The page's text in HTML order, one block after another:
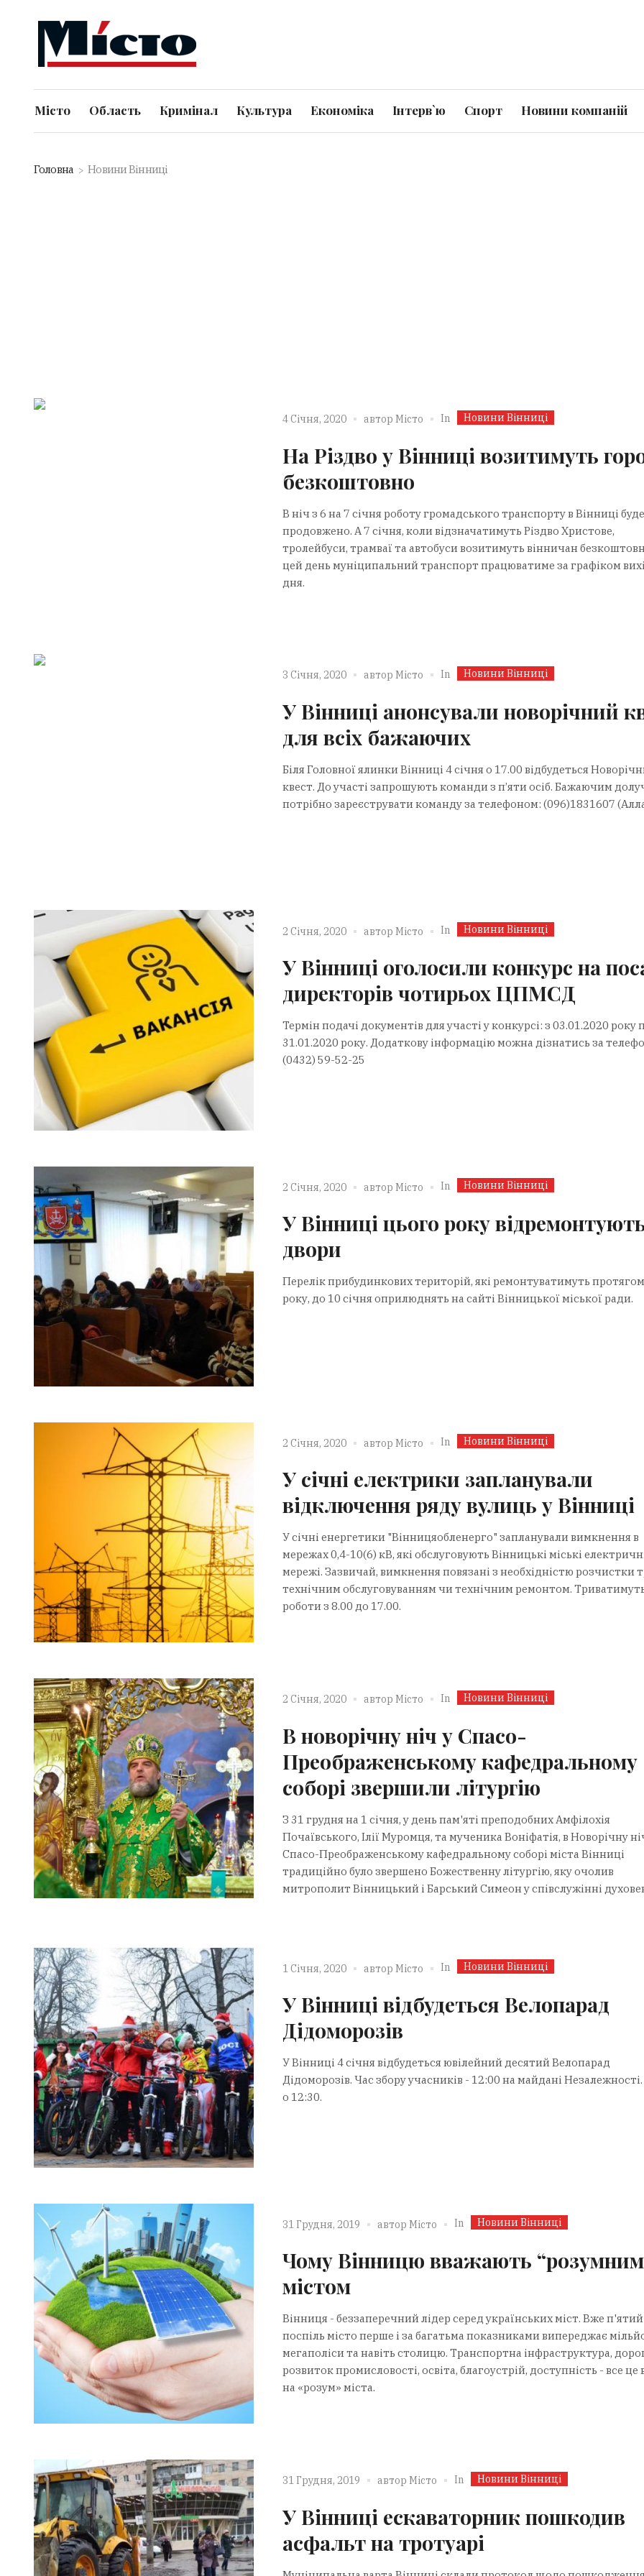
Місто Область Кримінал Культура Економіка Інтерв`ю Спорт Новини компаній
Головна Новини Вінниці
4 Січня, 2020 автор Місто In Новини Вінниці
На Різдво у Вінниці возитимуть
безкоштовно
В ніч з 6 на 7 січня роботу громадського транспорту в Вінниці буде
продовжено. А 7 січня, коли відзначатимуть Різдво Христове,
тролейбуси, трамваї та автобуси возитимуть вінничан
цей день муніципальний транспорт працюватиме за графіком
дня.
3 Січня, 2020 автор Місто In Новини Вінниці
У Вінниці анонсували новорічний
для всіх бажаючих
Біля Головної ялинки Вінниці 4 січня о 17.00 відбудеться
квест. До участі запрошують команди з п’яти осіб. Бажаючим
потрібно зареєструвати команду за телефоном: (096)1831607
2 Січня, 2020 автор Місто In Новини Вінниці
У Вінниці оголосили конкурс на
директорів чотирьох ЦПМСД
Термін подачі документів для участі у конкурсі: з 03.01.2020 року
31.01.2020 року. Додаткову інформацію можна дізнатись за
(0432) 59-52-25
2 Січня, 2020 автор Місто In Новини Вінниці
У Вінниці цього року
двори
Перелік прибудинкових територій, які ремонтуватимуть
року, до 10 січня оприлюднять на сайті Вінницької міської ради.
2 Січня, 2020 автор Місто In Новини Вінниці
У січні електрики запланували
відключення ряду вулиць у Вінниці
У січні енергетики "Вінницяобленерго" запланували вимкнення в
мережах 0,4-10(6) кВ, які обслуговують Вінницькі міські
мережі. Зазвичай, вимкнення повязані з необхідністю розчистки
технічним обслуговуванням чи технічним ремонтом.
роботи з 8.00 до 17.00.
2 Січня, 2020 автор Місто In Новини Вінниці
В новорічну ніч у Спасо-
Преображенському кафедральному
соборі звершили літургію
З 31 грудня на 1 січня, у день пам'яті преподобних Амфілохія
Почаївського, Ілії Муромця, та мученика Воніфатія, в Новорічну
Спасо-Преображенському кафедральному соборі міста Вінниці
традиційно було звершено Божественну літургію, яку очолив
митрополит Вінницький і Барський Симеон у співслужінні
1 Січня, 2020 автор Місто In Новини Вінниці
У Вінниці відбудеться Велопарад
Дідоморозів
У Вінниці 4 січня відбудеться ювілейний десятий Велопарад
Дідоморозів. Час збору учасників - 12:00 на майдані
о 12:30.
31 Грудня, 2019 автор Місто In Новини Вінниці
Чому Вінницю вважають
містом
Вінниця - беззаперечний лідер серед українських міст. Вже п'ятий
поспіль місто перше і за багатьма показниками випереджає
мегаполіси та навіть столицю. Транспортна інфраструктура,
розвиток промисловості, освіта, благоустрій, доступність - все це
на «розум» міста.
31 Грудня, 2019 автор Місто In Новини Вінниці
У Вінниці ескаваторник пошкодив
асфальт на тротуарі